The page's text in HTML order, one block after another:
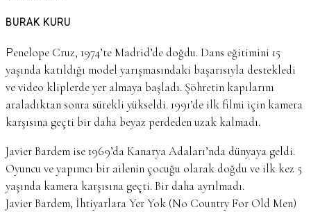
BURAK KURU
Penelope Cruz, 1974’te Madrid’de doğdu. Dans eğitimini 15
yaşında katıldığı model yarışmasındaki başarısıyla destekledi
ve video kliplerde yer almaya başladı. Şöhretin kapılarını
araladıktan sonra sürekli yükseldi. 1991’de ilk filmi için kamera
karşısına geçti bir daha beyaz perdeden uzak kalmadı.
Javier Bardem ise 1969’da Kanarya Adaları’nda dünyaya geldi.
Oyuncu ve yapımcı bir ailenin çocuğu olarak doğdu ve ilk kez 5
yaşında kamera karşısına geçti. Bir daha ayrılmadı.
Javier Bardem, İhtiyarlara Yer Yok (No Country For Old Men)